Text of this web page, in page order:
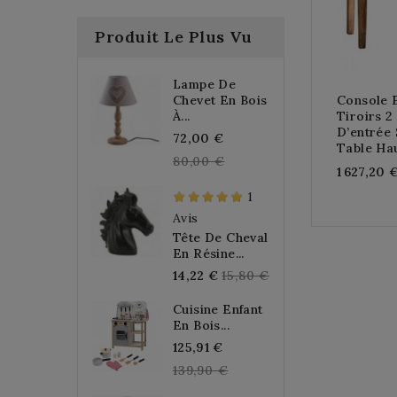
Produit Le Plus Vu
Lampe De
Chevet En Bois
À...
72,00 €
price
80,00 €
1
Avis
Tête De Cheval
En Résine...
14,22 € Regular
15,80 €
Cuisine Enfant
En Bois...
125,91 €
price
139,90 €
Console
Tiroirs 2
D’entrée
Table
1 627,20